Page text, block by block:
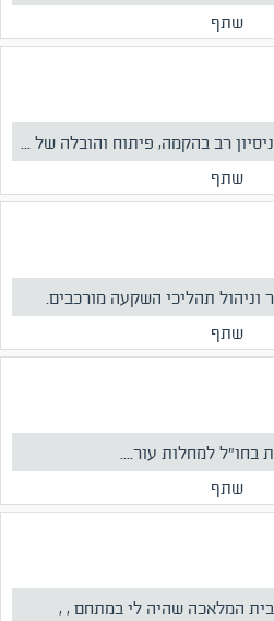
שתף
רב בהקמה, פיתוח והובלה של ...
שתף
תהליכי השקעה מורכבים.
שתף
למחלות עור....
שתף
המלאכה שהיה לי במתחם , ,